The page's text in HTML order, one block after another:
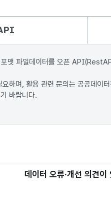
맷 파일데이터를 오픈
하며, 활용 관련 문의는 공공데이
바랍니다.
데이터 오류·개선 의견이